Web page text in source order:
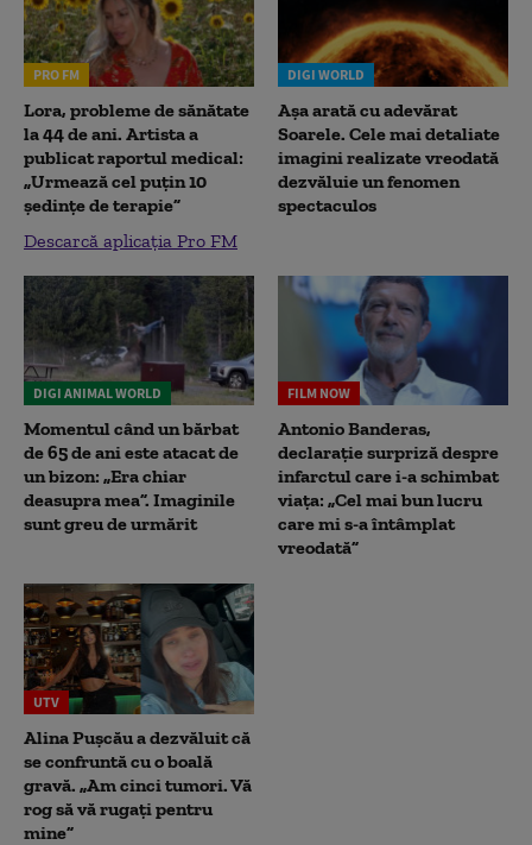
PRO FM
Lora, probleme de sănătate
la 44 de ani. Artista a
publicat raportul medical:
„Urmează cel puțin 10
ședințe de terapie”
Descarcă aplicația Pro FM
DIGI WORLD
Așa arată cu adevărat
Soarele. Cele mai detaliate
imagini realizate vreodată
dezvăluie un fenomen
spectaculos
DIGI ANIMAL WORLD
Momentul când un bărbat
de 65 de ani este atacat de
un bizon: „Era chiar
deasupra mea”. Imaginile
sunt greu de urmărit
FILM NOW
Antonio Banderas,
declarație surpriză despre
infarctul care i-a schimbat
viața: „Cel mai bun lucru
care mi s-a întâmplat
vreodată”
UTV
Alina Pușcău a dezvăluit că
se confruntă cu o boală
gravă. „Am cinci tumori. Vă
rog să vă rugați pentru
mine”